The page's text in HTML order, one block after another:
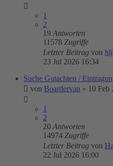
1
2
19 Antworten
11578 Zugriffe
Letzter Beitrag von
23 Jul 2026 16:34
Suche Gutachten /
von Boardervan » 10 Feb
1
2
20 Antworten
14974 Zugriffe
Letzter Beitrag von
22 Jul 2026 16:00